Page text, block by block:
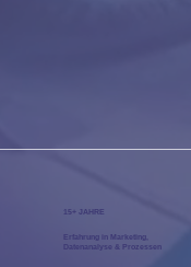
15+ JAHRE
Erfahrung in Marketing,
Datenanalyse & Prozessen